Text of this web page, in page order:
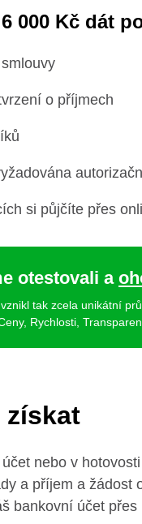
000 Kč dát
o příjmech
si půjčíte přes
otestovali a
tak zcela unikátní
Rychlosti,
získat
nebo v
a příjem a
bankovní účet